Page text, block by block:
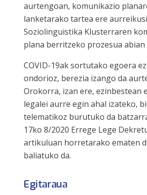
aurtengoan, komunikazio
lanketarako tartea ere
Soziolinguistika Klusterraren
plana berritzeko prozesua abian
COVID-19ak sortutako egoera
ondorioz, berezia izango da
Orokorra, izan ere, ezinbestean
legalei aurre egin ahal izateko,
telematikoz burutuko da
17ko 8/2020 Errege Lege
artikuluan horretarako ematen
baliatuko da.
Egitaraua